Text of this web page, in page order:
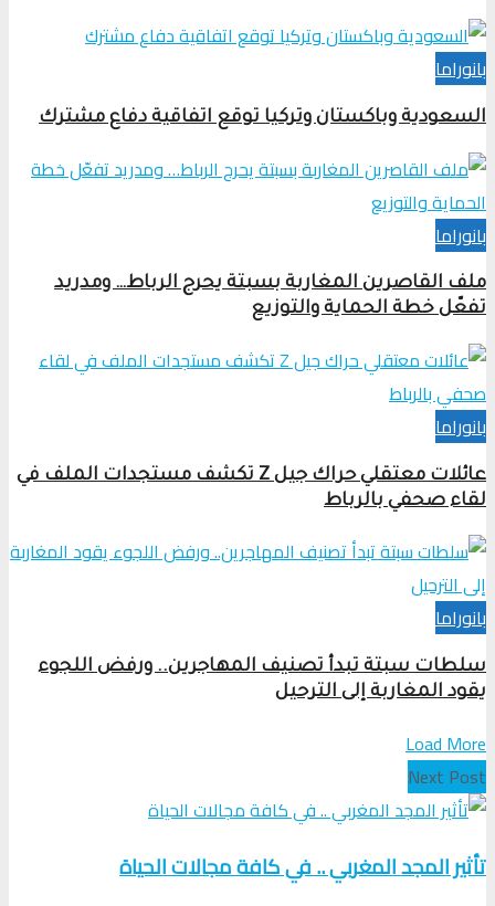
بانوراما
السعودية وباكستان وتركيا توقع اتفاقية دفاع مشترك
بانوراما
ملف القاصرين المغاربة بسبتة يحرج الرباط… ومدريد
تفعّل خطة الحماية والتوزيع
بانوراما
عائلات معتقلي حراك جيل Z تكشف مستجدات الملف في
لقاء صحفي بالرباط
بانوراما
سلطات سبتة تبدأ تصنيف المهاجرين.. ورفض اللجوء
يقود المغاربة إلى الترحيل
Load More
Next Post
تأثير المجد المغربي .. في كافة مجالات الحياة